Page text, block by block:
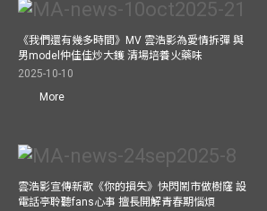
《我們還有幾多時間》MV 雲浩影為愛情拆彈 與
男model仲佳佳炒大鑊 清場培養火藥味
2025-10-10
More
雲浩影宣傳新歌《你的損失》快閃鬧市做樹窿 設
電話亭聆聽fans心事 擅長開解青春期惱煩